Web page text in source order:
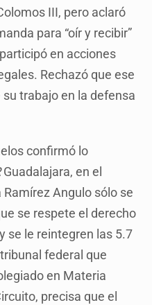
III, pero aclaró
para “oír y recibir”
en acciones
Rechazó que ese
trabajo en la defensa
confirmó lo
Guadalajara, en el
Angulo sólo se
se respete el derecho
se le reintegren las 5.7
federal que
en Materia
precisa que el